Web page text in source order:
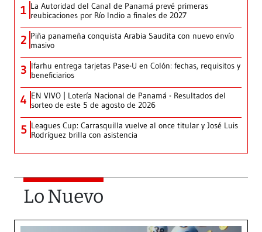
1 La Autoridad del Canal de Panamá prevé primeras
reubicaciones por Río Indio a finales de 2027
2 Piña panameña conquista Arabia Saudita con nuevo envío
masivo
3 Ifarhu entrega tarjetas Pase-U en Colón: fechas, requisitos y
beneficiarios
4 EN VIVO | Lotería Nacional de Panamá - Resultados del
sorteo de este 5 de agosto de 2026
5 Leagues Cup: Carrasquilla vuelve al once titular y José Luis
Rodríguez brilla con asistencia
Lo Nuevo